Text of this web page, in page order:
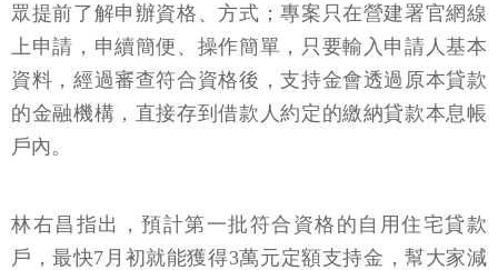
眾提前了解申辦資格、方式；專案只在營建署官網線
上申請，申續簡便、操作簡單，只要輸入申請人基本
資料，經過審查符合資格後，支持金會透過原本貸款
的金融機構，直接存到借款人約定的繳納貸款本息帳
戶內。
林右昌指出，預計第一批符合資格的自用住宅貸款
戶，最快7月初就能獲得3萬元定額支持金，幫大家減